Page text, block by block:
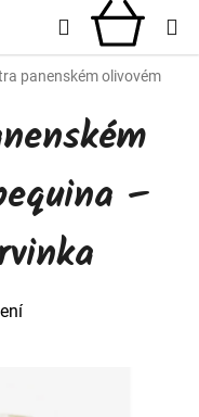
Hledat
panenském olivovém
–